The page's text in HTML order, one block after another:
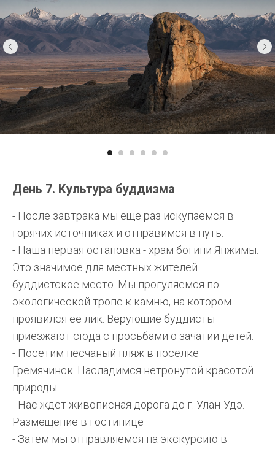
День 7. Культура буддизма
- После завтрака мы ещё раз искупаемся в
горячих источниках и отправимся в путь.
- Наша первая остановка - храм богини Янжимы.
Это значимое для местных жителей
буддистское место. Мы прогуляемся по
экологической тропе к камню, на котором
проявился её лик. Верующие буддисты
приезжают сюда с просьбами о зачатии детей.
- Посетим песчаный пляж в поселке
Гремячинск. Насладимся нетронутой красотой
природы.
- Нас ждет живописная дорога до г. Улан-Удэ.
Размещение в гостинице
- Затем мы отправляемся на экскурсию в